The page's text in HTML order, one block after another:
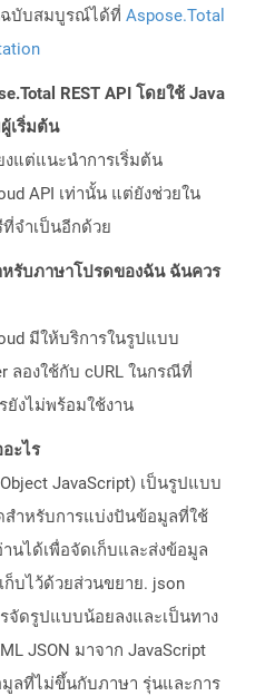
บับสมบูรณ์ได้ที่ Aspose.Total
REST API โดยใช้ Java
เริ่มต้น
งแต่แนะนำการเริ่มต้น
API เท่านั้น แต่ยังช่วยใน
จำเป็นอีกด้วย
รับภาษาโปรดของฉัน ฉันควร
มีให้บริการในรูปแบบ
ลองใช้กับ cURL ในกรณีที่
ยังไม่พร้อมใช้งาน
ะไร
JavaScript) เป็นรูปแบบ
สำหรับการแบ่งปันข้อมูลที่ใช้
นได้เพื่อจัดเก็บและส่งข้อมูล
ก็บไว้ด้วยส่วนขยาย. json
จัดรูปแบบน้อยลงและเป็นทาง
JSON มาจาก JavaScript
ลที่ไม่ขึ้นกับภาษา รุ่นและการ